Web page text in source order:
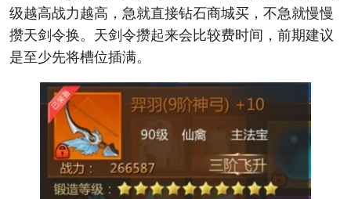
级越高战力越高，急就直接钻石商城买，不急就慢慢
攒天剑令换。天剑令攒起来会比较费时间，前期建议
是至少先将槽位插满。